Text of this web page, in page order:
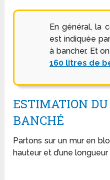
En général, la
est indiquée
à bancher. Et on
160 litres de
ESTIMATION
BANCHÉ
Partons sur un mur en
hauteur et d’une